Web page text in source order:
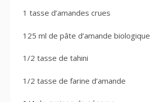
1 tasse d’amandes crues
125 ml de pâte d’amande biologique
1/2 tasse de tahini
1/2 tasse de farine d’amande